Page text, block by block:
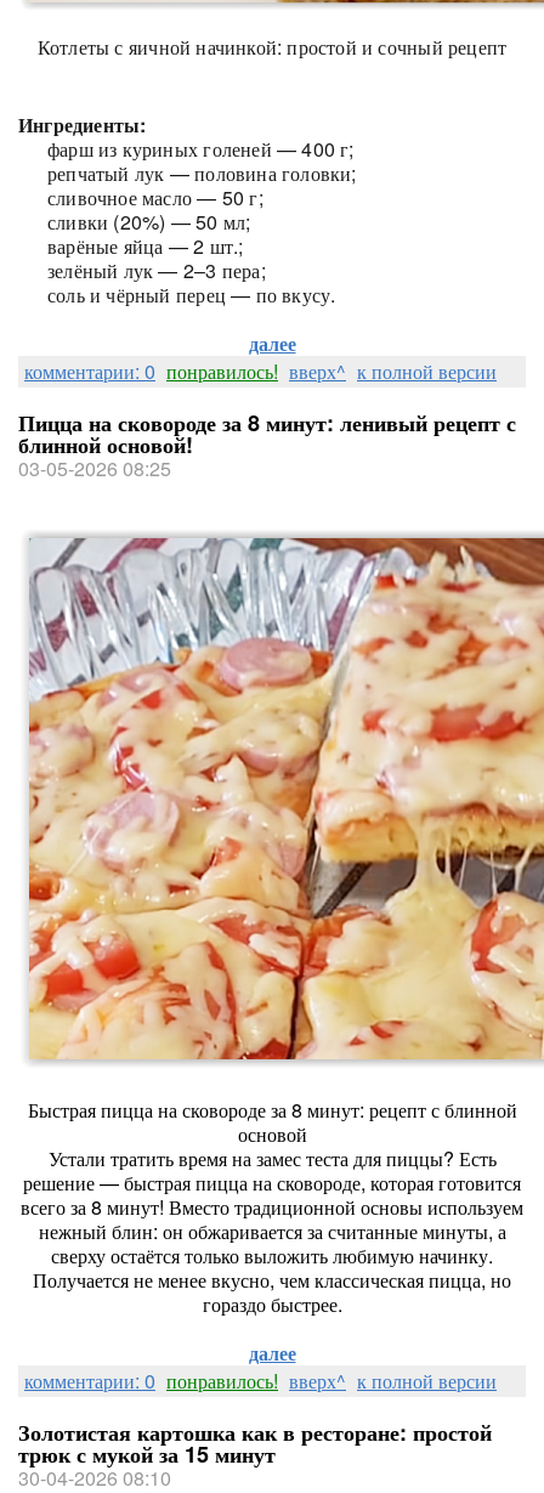
Котлеты с яичной начинкой: простой и сочный рецепт
Ингредиенты:
фарш из куриных голеней — 400 г;
репчатый лук — половина головки;
сливочное масло — 50 г;
сливки (20%) — 50 мл;
варёные яйца — 2 шт.;
зелёный лук — 2–3 пера;
соль и чёрный перец — по вкусу.
далее
комментарии: 0 понравилось! вверх^ к полной версии
Пицца на сковороде за 8 минут: ленивый рецепт с
блинной основой!
03-05-2026 08:25
Быстрая пицца на сковороде за 8 минут: рецепт с блинной
основой
Устали тратить время на замес теста для пиццы? Есть
решение — быстрая пицца на сковороде, которая готовится
всего за 8 минут! Вместо традиционной основы используем
нежный блин: он обжаривается за считанные минуты, а
сверху остаётся только выложить любимую начинку.
Получается не менее вкусно, чем классическая пицца, но
гораздо быстрее.
далее
комментарии: 0 понравилось! вверх^ к полной версии
Золотистая картошка как в ресторане: простой
трюк с мукой за 15 минут
30-04-2026 08:10